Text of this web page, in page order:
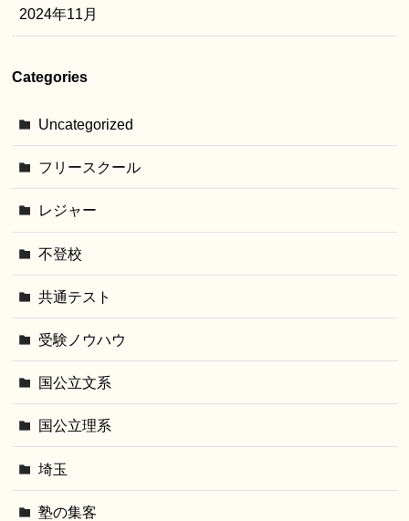
2024年11月
Categories
Uncategorized
フリースクール
レジャー
不登校
共通テスト
受験ノウハウ
国公立文系
国公立理系
埼玉
塾の集客